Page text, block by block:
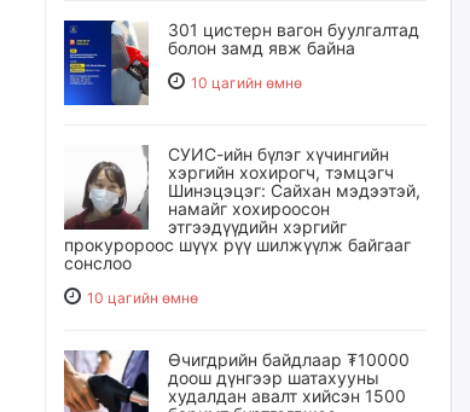
301 цистерн вагон буулгалтад
болон замд явж байна
10 цагийн өмнө
СУИС-ийн бүлэг хүчингийн
хэргийн хохирогч, тэмцэгч
Шинэцэцэг: Сайхан мэдээтэй,
намайг хохироосон
этгээдүүдийн хэргийг
прокуророос шүүх рүү шилжүүлж байгааг
сонслоо
10 цагийн өмнө
Өчигдрийн байдлаар ₮10000
доош дүнгээр шатахууны
худалдан авалт хийсэн 1500